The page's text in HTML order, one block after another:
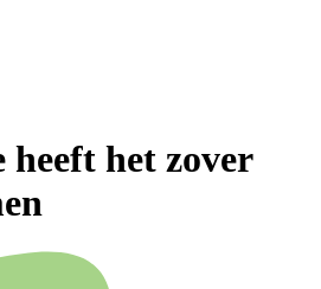
heeft het zover